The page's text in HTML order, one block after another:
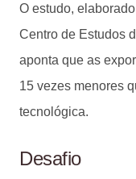
O estudo,
Centro de Estudos
aponta que as
15 vezes menores
tecnológica.
Desafio